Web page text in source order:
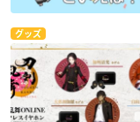
グッズ